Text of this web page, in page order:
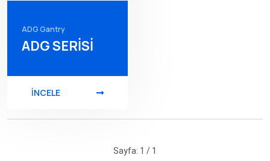
ADG Gantry
ADG SERİSİ
İNCELE
Sayfa: 1 / 1